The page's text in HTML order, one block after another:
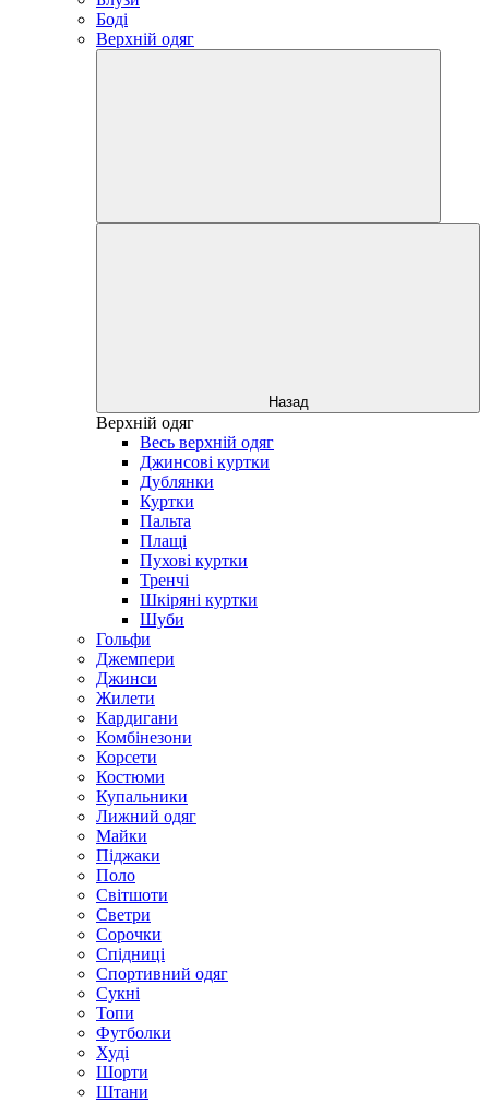
Боді
Верхній одяг
Назад
Верхній одяг
Весь верхній одяг
Джинсові куртки
Дублянки
Куртки
Пальта
Плащі
Пухові куртки
Тренчі
Шкіряні куртки
Шуби
Гольфи
Джемпери
Джинси
Жилети
Кардигани
Комбінезони
Корсети
Костюми
Купальники
Лижний одяг
Майки
Піджаки
Поло
Світшоти
Светри
Сорочки
Спідниці
Спортивний одяг
Сукні
Топи
Футболки
Худі
Шорти
Штани